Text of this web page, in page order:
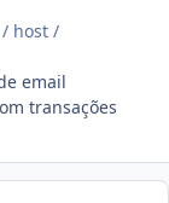
host /
email
transações